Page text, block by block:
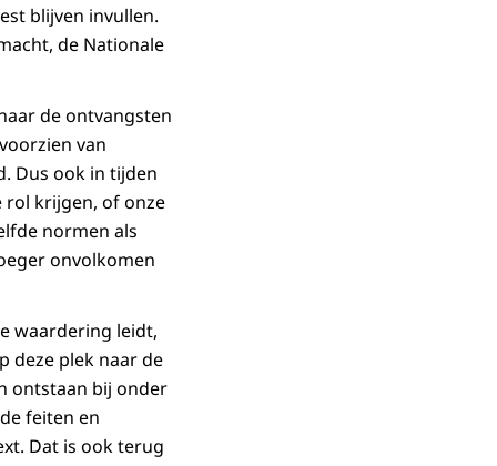
blijven invullen.
de Nationale
de ontvangsten
van
Dus ook in tijden
rol krijgen, of onze
normen als
onvolkomen
waardering leidt,
deze plek naar de
ontstaan bij onder
feiten en
Dat is ook terug